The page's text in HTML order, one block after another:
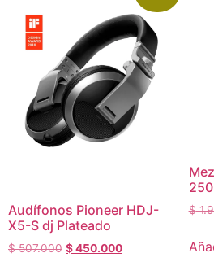
Audífonos Pioneer HDJ-
X5-S dj Plateado
$507.000 $450.000
$